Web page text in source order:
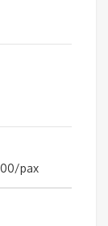
pax